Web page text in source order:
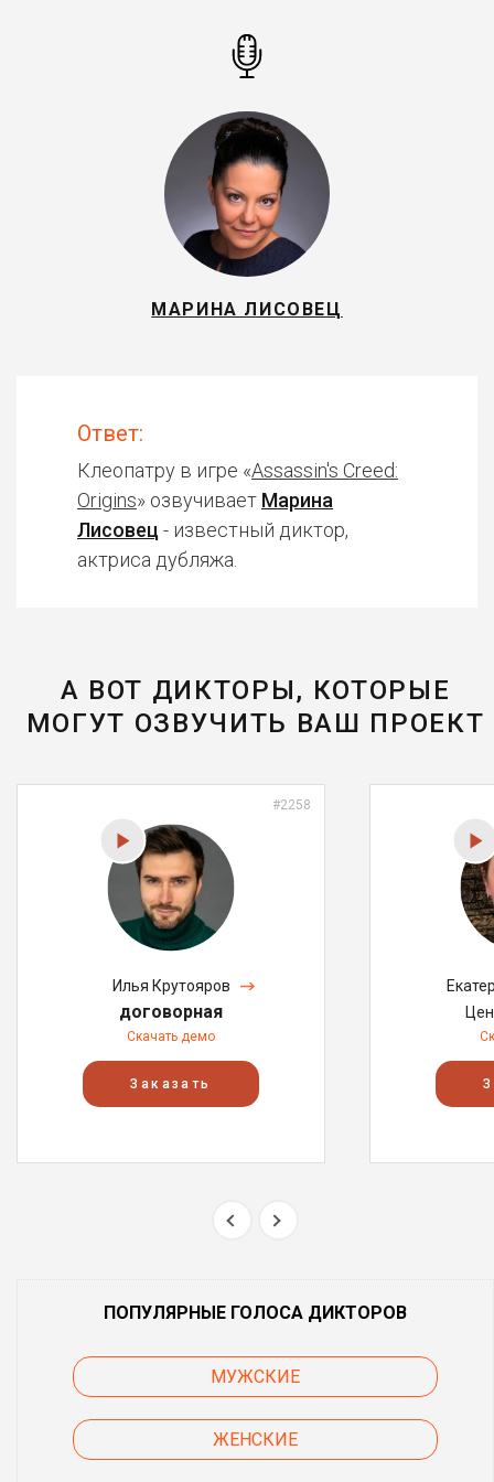
МАРИНА ЛИСОВЕЦ
Ответ:
Клеопатру в игре «Assassin's Creed:
Origins» озвучивает Марина
Лисовец - известный диктор,
актриса дубляжа.
А ВОТ ДИКТОРЫ, КОТОРЫЕ
МОГУТ ОЗВУЧИТЬ ВАШ ПРОЕКТ
#2258
Илья Крутояров
договорная
Скачать демо
Заказать
ПОПУЛЯРНЫЕ ГОЛОСА ДИКТОРОВ
МУЖСКИЕ
ЖЕНСКИЕ